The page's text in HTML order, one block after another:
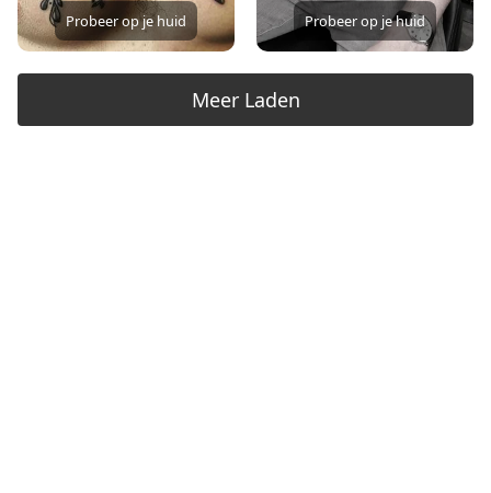
Probeer op je huid Probeer op je huid
Meer Laden